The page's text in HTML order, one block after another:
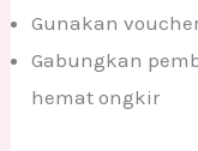
Gunakan
Gabungkan
hemat ongkir